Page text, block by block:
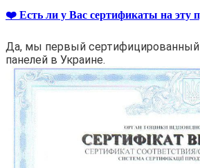
❤️ Есть ли у Вас сертификаты на эту
Да, мы первый сертифицированный
панелей в Украине.